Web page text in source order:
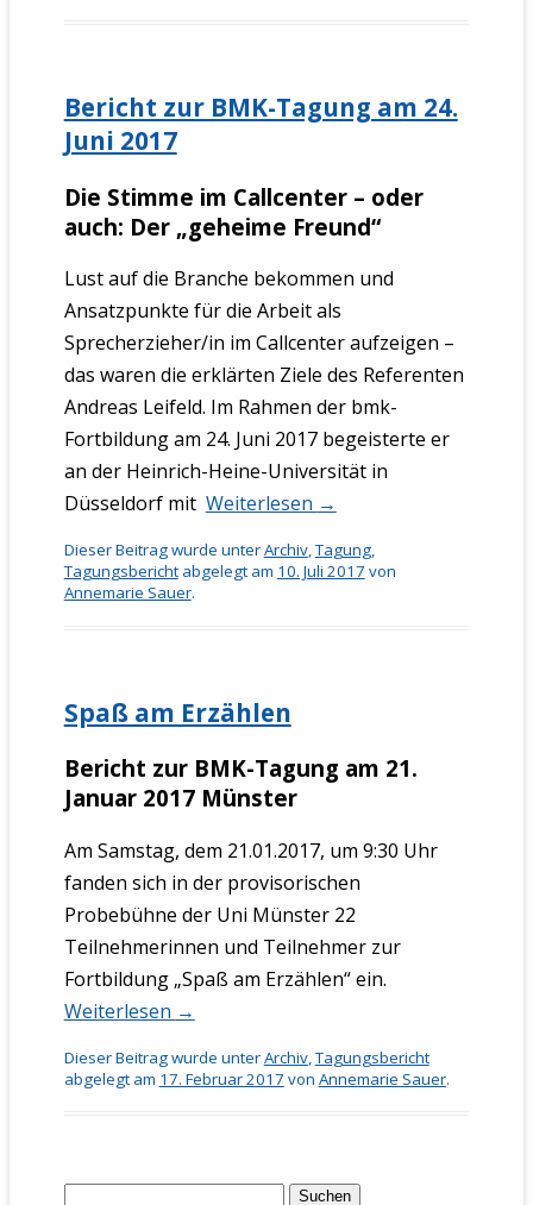
Bericht zur BMK-Tagung am 24.
Juni 2017
Die Stimme im Callcenter – oder
auch: Der „geheime Freund“
Lust auf die Branche bekommen und
Ansatzpunkte für die Arbeit als
Sprecherzieher/in im Callcenter aufzeigen –
das waren die erklärten Ziele des Referenten
Andreas Leifeld. Im Rahmen der bmk-
Fortbildung am 24. Juni 2017 begeisterte er
an der Heinrich-Heine-Universität in
Düsseldorf mit Weiterlesen →
Dieser Beitrag wurde unterArchiv,Tagung,
Tagungsberichtabgelegt am 10. Juli 2017 von
Annemarie Sauer.
Spaß am Erzählen
Bericht zur BMK-Tagung am 21.
Januar 2017 Münster
Am Samstag, dem 21.01.2017, um 9:30 Uhr
fanden sich in der provisorischen
Probebühne der Uni Münster 22
Teilnehmerinnen und Teilnehmer zur
Fortbildung „Spaß am Erzählen“ ein.
Weiterlesen →
Dieser Beitrag wurde unterArchiv,Tagungsbericht
abgelegt am 17. Februar 2017 von Annemarie Sauer.
Suchen